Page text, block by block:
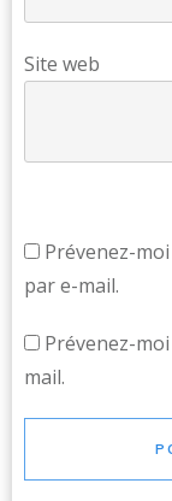
Site web
Prévenez-
par e-mail.
Prévenez-
mail.